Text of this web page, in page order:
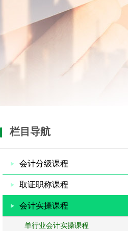
栏目导航
会计分级课程
取证职称课程
会计实操课程
单行业会计实操课程